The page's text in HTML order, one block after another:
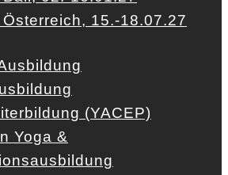
15.-18.07.27
(YACEP)
Yoga &